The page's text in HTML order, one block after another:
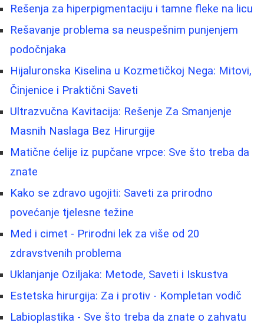
Rešenja za hiperpigmentaciju i tamne fleke na licu
Rešavanje problema sa neuspešnim punjenjem
podočnjaka
Hijaluronska Kiselina u Kozmetičkoj Nega: Mitovi,
Činjenice i Praktični Saveti
Ultrazvučna Kavitacija: Rešenje Za Smanjenje
Masnih Naslaga Bez Hirurgije
Matične ćelije iz pupčane vrpce: Sve što treba da
znate
Kako se zdravo ugojiti: Saveti za prirodno
povećanje tjelesne težine
Med i cimet - Prirodni lek za više od 20
zdravstvenih problema
Uklanjanje Oziljaka: Metode, Saveti i Iskustva
Estetska hirurgija: Za i protiv - Kompletan vodič
Labioplastika - Sve što treba da znate o zahvatu